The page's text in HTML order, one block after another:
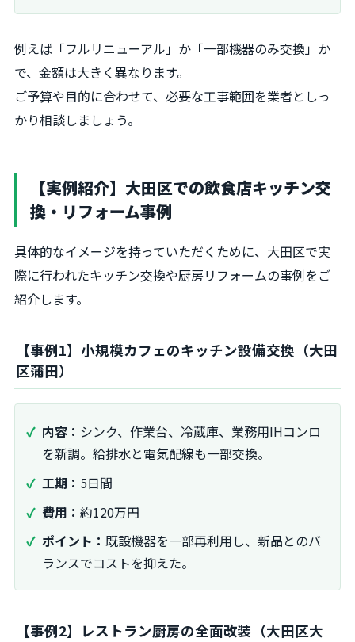
例えば「フルリニューアル」か「一部機器のみ交換」か
で、金額は大きく異なります。
ご予算や目的に合わせて、必要な工事範囲を業者としっ
かり相談しましょう。
【実例紹介】大田区での飲食店キッチン交
換・リフォーム事例
具体的なイメージを持っていただくために、大田区で実
際に行われたキッチン交換や厨房リフォームの事例をご
紹介します。
【事例1】小規模カフェのキッチン設備交換（大田
区蒲田）
内容： シンク、作業台、冷蔵庫、業務用IHコンロ
を新調。給排水と電気配線も一部交換。
工期： 5日間
費用： 約120万円
ポイント： 既設機器を一部再利用し、新品とのバ
ランスでコストを抑えた。
【事例2】レストラン厨房の全面改装（大田区大